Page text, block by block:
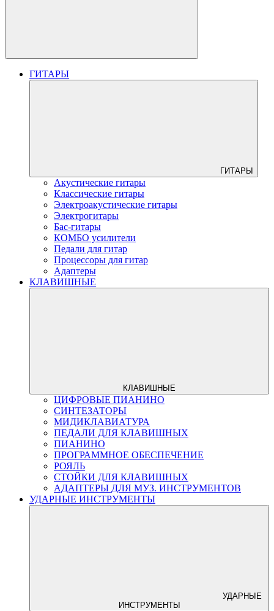
ГИТАРЫ
ГИТАРЫ
Акустические гитары
Классические гитары
Электроакустические гитары
Электрогитары
Бас-гитары
КОМБО усилители
Педали для гитар
Процессоры для гитар
Адаптеры
КЛАВИШНЫЕ
КЛАВИШНЫЕ
ЦИФРОВЫЕ ПИАНИНО
СИНТЕЗАТОРЫ
МИДИКЛАВИАТУРА
ПЕДАЛИ ДЛЯ КЛАВИШНЫХ
ПИАНИНО
ПРОГРАММНОЕ ОБЕСПЕЧЕНИЕ
РОЯЛЬ
СТОЙКИ ДЛЯ КЛАВИШНЫХ
АДАПТЕРЫ ДЛЯ МУЗ. ИНСТРУМЕНТОВ
УДАРНЫЕ ИНСТРУМЕНТЫ
УДАРНЫЕ
ИНСТРУМЕНТЫ